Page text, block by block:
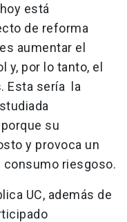
está
de reforma
aumentar el
y, por lo tanto, el
Esta sería la
su
y provoca un
consumo riesgoso.
UC, además de